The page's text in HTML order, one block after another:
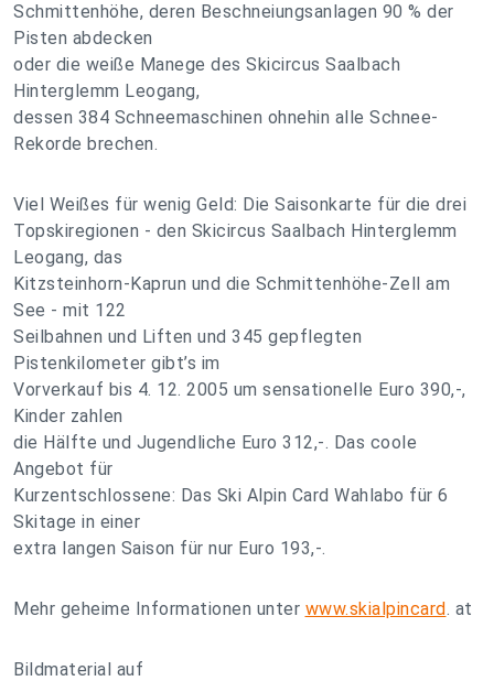
Schmittenhöhe, deren Beschneiungsanlagen 90 % der
Pisten abdecken
oder die weiße Manege des Skicircus Saalbach
Hinterglemm Leogang,
dessen 384 Schneemaschinen ohnehin alle Schnee-
Rekorde brechen.
Viel Weißes für wenig Geld: Die Saisonkarte für die drei
Topskiregionen - den Skicircus Saalbach Hinterglemm
Leogang, das
Kitzsteinhorn-Kaprun und die Schmittenhöhe-Zell am
See - mit 122
Seilbahnen und Liften und 345 gepflegten
Pistenkilometer gibt’s im
Vorverkauf bis 4. 12. 2005 um sensationelle Euro 390,-,
Kinder zahlen
die Hälfte und Jugendliche Euro 312,-. Das coole
Angebot für
Kurzentschlossene: Das Ski Alpin Card Wahlabo für 6
Skitage in einer
extra langen Saison für nur Euro 193,-.
Mehr geheime Informationen unter www.skialpincard. at
Bildmaterial auf